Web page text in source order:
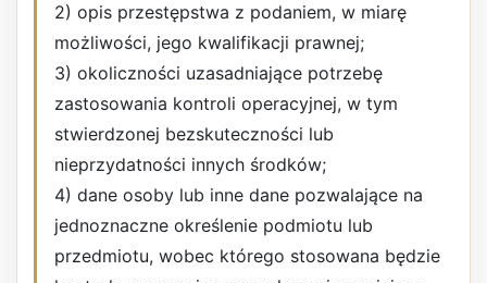
2) opis przestępstwa z podaniem, w miarę
możliwości, jego kwalifikacji prawnej;
3) okoliczności uzasadniające potrzebę
zastosowania kontroli operacyjnej, w tym
stwierdzonej bezskuteczności lub
nieprzydatności innych środków;
4) dane osoby lub inne dane pozwalające na
jednoznaczne określenie podmiotu lub
przedmiotu, wobec którego stosowana będzie